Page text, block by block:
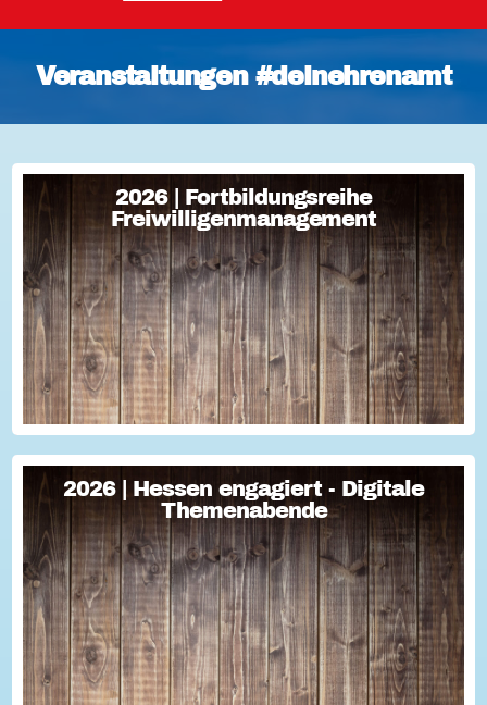
Veranstaltungen #deinehrenamt
2026 | Fortbildungsreihe
Freiwilligenmanagement
2026 | Fortbildungsreihe
Freiwilligenmanagement
Freiwilligenmanagement Kompakt Strategisches
Freiwilligenmanagement und praktische Umsetzung Im Fokus
Teil 1 Für Engagement begeistern: Freiwillige gewinnen Im
Fokus Teil 2 Eine Frage der H...
2026 | Hessen engagiert - Digitale
Themenabende
2026 | Hessen engagiert - Digitale
Themenabende
Sie haben Fragen zum Thema "Versicherung im Ehrenamt"?
Oder wollten schon immer mal lernen, wie man Engagement-
Geschichten für die Öffentlichkeitsarbeit des Vereins
nutzen kann? Dann haben wir da was!...